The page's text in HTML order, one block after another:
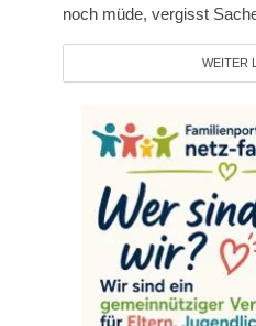
noch müde, vergisst
WEITER